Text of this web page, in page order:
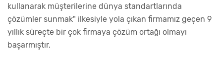
kullanarak müşterilerine dünya standartlarında
çözümler sunmak" ilkesiyle yola çıkan firmamız geçen 9
yıllık süreçte bir çok firmaya çözüm ortağı olmayı
başarmıştır.